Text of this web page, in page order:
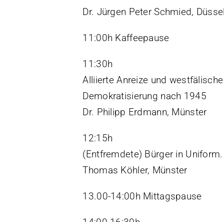
Dr. Jürgen Peter Schmied,
11:00h Kaffeepause
11:30h
Alliierte Anreize und
Demokratisierung nach 1945
Dr. Philipp Erdmann, Münster
12:15h
(Entfremdete) Bürger in
Thomas Köhler, Münster
13.00-14:00h Mittagspause